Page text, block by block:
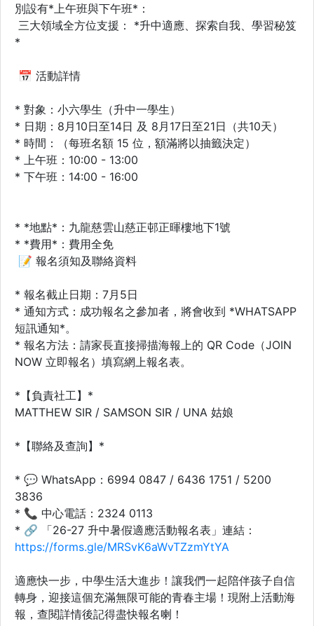
別設有*上午班與下午班*：
三大領域全方位支援： *升中適應、探索自我、學習秘笈
*
📅 活動詳情
* 對象：小六學生（升中一學生）
* 日期：8月10日至14日 及 8月17日至21日（共10天）
* 時間：（每班名額 15 位，額滿將以抽籤決定）
* 上午班：10:00 - 13:00
* 下午班：14:00 - 16:00
* *地點*：九龍慈雲山慈正邨正暉樓地下1號
* *費用*：費用全免
📝 報名須知及聯絡資料
* 報名截止日期：7月5日
* 通知方式：成功報名之參加者，將會收到 *WHATSAPP
短訊通知*。
* 報名方法：請家長直接掃描海報上的 QR Code（JOIN
NOW 立即報名）填寫網上報名表。
*【負責社工】*
MATTHEW SIR / SAMSON SIR / UNA 姑娘
*【聯絡及查詢】*
* 💬 WhatsApp：6994 0847 / 6436 1751 / 5200
3836
* 📞 中心電話：2324 0113
* 🔗 「26-27 升中暑假適應活動報名表」連結：
https://forms.gle/MRSvK6aWvTZzmYtYA
適應快一步，中學生活大進步！讓我們一起陪伴孩子自信
轉身，迎接這個充滿無限可能的青春主場！現附上活動海
報，查閱詳情後記得盡快報名喇！